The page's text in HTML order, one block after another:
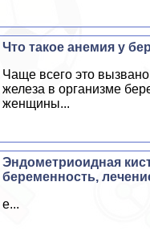
Что такое анемия у
Чаще всего это
железа в организме
женщины...
Эндометриоидная
беременность,
е...